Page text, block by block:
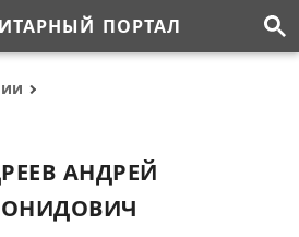
ПОРТАЛ
АНДРЕЙ